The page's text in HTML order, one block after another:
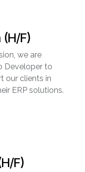
F)
we are
Developer to
our clients in
ERP solutions.
F)